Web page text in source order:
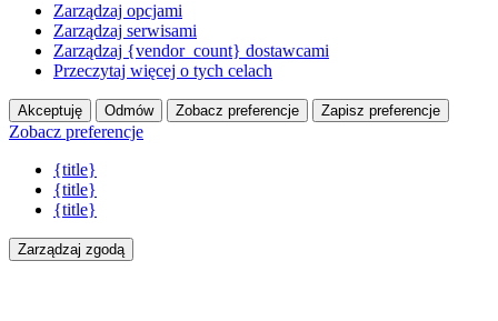
Zarządzaj opcjami
Zarządzaj serwisami
Zarządzaj {vendor_count} dostawcami
Przeczytaj więcej o tych celach
Akceptuję Odmów Zobacz preferencje Zapisz preferencje
Zobacz preferencje
{title}
{title}
{title}
Zarządzaj zgodą